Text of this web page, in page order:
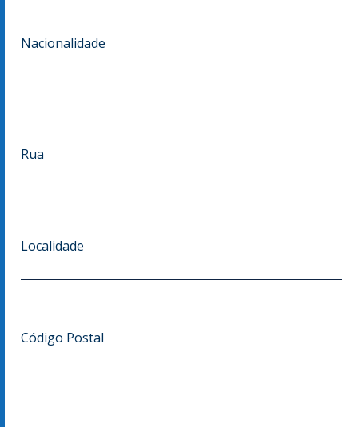
Nacionalidade
Morada
Rua
Localidade
Código Postal